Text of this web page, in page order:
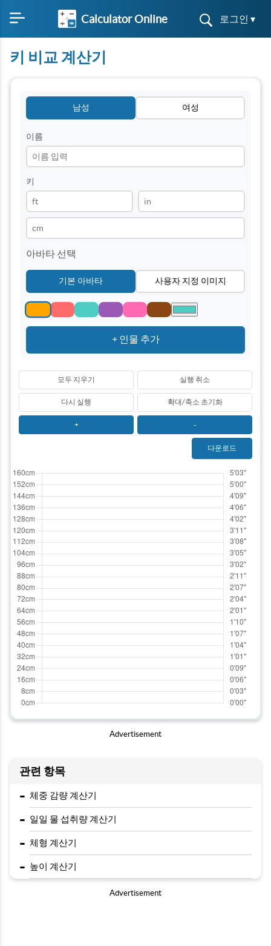
Calculator Online 로그인 ▾
키 비교 계산기
남성 여성
이름
키
아바타 선택
기본 아바타 사용자 지정 이미지
+ 인물 추가
모두 지우기 실행 취소
다시 실행 확대/축소 초기화
+ -
다운로드
Advertisement
관련 항목
- 체중 감량 계산기
- 일일 물 섭취량 계산기
- 체형 계산기
- 높이 계산기
Advertisement